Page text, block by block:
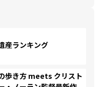
産ランキング
歩き方 meets クリスト